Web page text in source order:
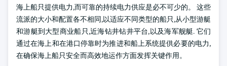
海上船只提供电力,而可靠的持续电力供应是必不可少的。 这些
流派的大小和配置各不相同,以适应不同类型的船只,从小型游艇
和游艇到大型商业船只,近海钻井钻井平台,以及海军舰艇. 它们
通过在海上和在港口停靠时为推进和船上系统提供必要的电力,
在确保海上船只安全而高效地运作方面发挥关键作用。